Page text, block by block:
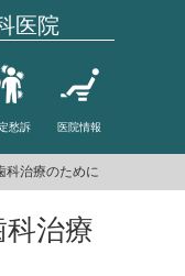
医院
愁訴 医院情報
科治療のために
治療